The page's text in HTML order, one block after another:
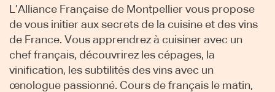
L’Alliance Française de Montpellier vous propose
de vous initier aux secrets de la cuisine et des vins
de France. Vous apprendrez à cuisiner avec un
chef français, découvrirez les cépages, la
vinification, les subtilités des vins avec un
œnologue passionné. Cours de français le matin,